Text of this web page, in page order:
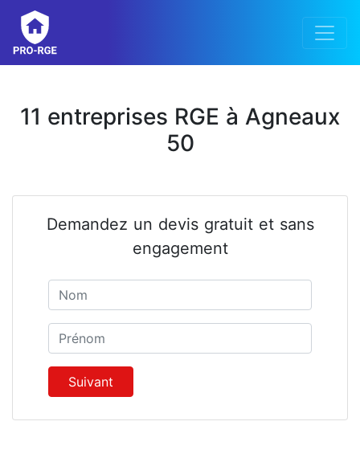
11 entreprises RGE à Agneaux
50
Demandez un devis gratuit et sans
engagement
Prénom
Suivant